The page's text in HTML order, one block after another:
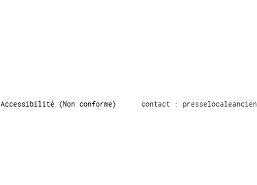
Accessibilité (Non conforme) contact :